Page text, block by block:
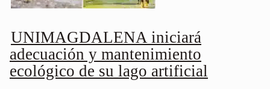
UNIMAGDALENA iniciará
adecuación y mantenimiento
ecológico de su lago artificial